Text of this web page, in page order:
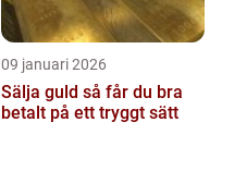
09 januari 2026
Sälja guld så får du bra
betalt på ett tryggt sätt